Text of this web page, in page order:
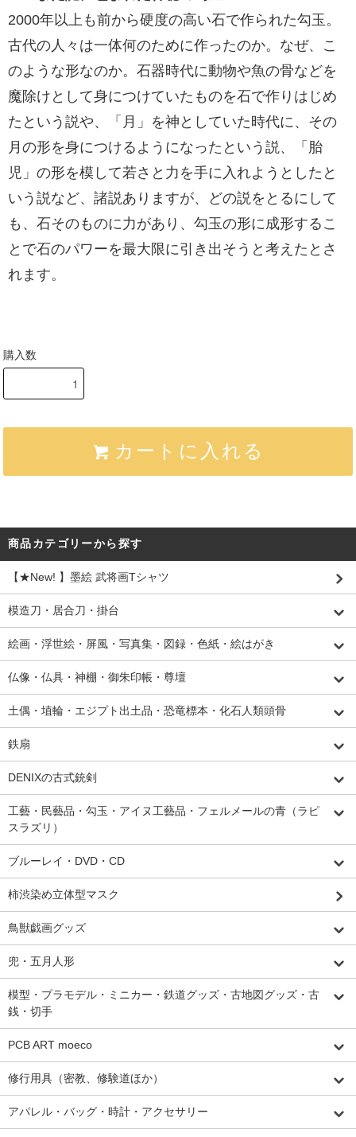
2000年以上も前から硬度の高い石で作られた勾玉。
古代の人々は一体何のために作ったのか。なぜ、こ
のような形なのか。石器時代に動物や魚の骨などを
魔除けとして身につけていたものを石で作りはじめ
たという説や、「月」を神としていた時代に、その
月の形を身につけるようになったという説、「胎
児」の形を模して若さと力を手に入れようとしたと
いう説など、諸説ありますが、どの説をとるにして
も、石そのものに力があり、勾玉の形に成形するこ
とで石のパワーを最大限に引き出そうと考えたとさ
れます。
購入数
カートに入れる
商品カテゴリーから探す
【★New! 】墨絵 武将画Tシャツ
模造刀・居合刀・掛台
絵画・浮世絵・屏風・写真集・図録・色紙・絵はがき
仏像・仏具・神棚・御朱印帳・尊壇
土偶・埴輪・エジプト出土品・恐竜標本・化石人類頭骨
鉄扇
DENIXの古式銃剣
工藝・民藝品・勾玉・アイヌ工藝品・フェルメールの青（ラピ
スラズリ）
ブルーレイ・DVD・CD
柿渋染め立体型マスク
鳥獣戯画グッズ
兜・五月人形
模型・プラモデル・ミニカー・鉄道グッズ・古地図グッズ・古
銭・切手
PCB ART moeco
修行用具（密教、修験道ほか）
アパレル・バッグ・時計・アクセサリー